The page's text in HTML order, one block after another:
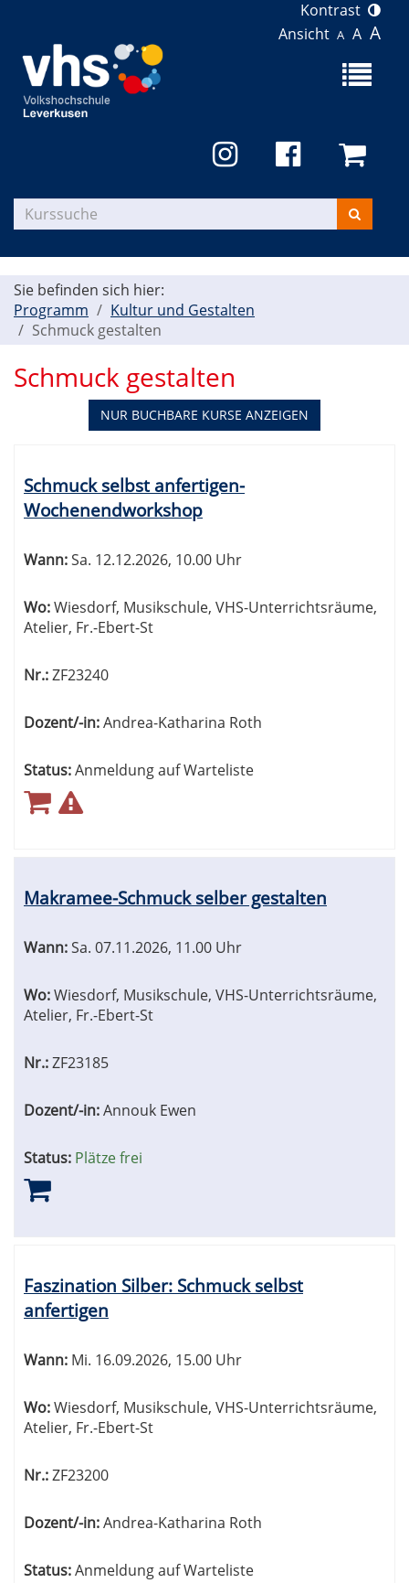
Kontrast
Ansicht A A A
Menü
Kurse
suchen
Sie befinden sich hier:
Programm
Kultur und Gestalten
Schmuck gestalten
Schmuck gestalten
NUR BUCHBARE KURSE ANZEIGEN
Tabellenüberschriften
können
sortiert
Schmuck selbst anfertigen-
Wochenendworkshop
Wann:Sa. 12.12.2026, 10.00 Uhr
Wo:Wiesdorf, Musikschule, VHS-Unterrichtsräume,
Atelier, Fr.-Ebert-St
Nr.:ZF23240
Dozent/-in:Andrea-Katharina Roth
Status:Anmeldung auf Warteliste
Makramee-Schmuck selber gestalten
Wann:Sa. 07.11.2026, 11.00 Uhr
Wo:Wiesdorf, Musikschule, VHS-Unterrichtsräume,
Atelier, Fr.-Ebert-St
Nr.:ZF23185
Dozent/-in:Annouk Ewen
Status: Plätze frei
Faszination Silber: Schmuck selbst
anfertigen
Wann: Mi. 16.09.2026, 15.00 Uhr
Wo:Wiesdorf, Musikschule, VHS-Unterrichtsräume,
Atelier, Fr.-Ebert-St
Nr.:ZF23200
Dozent/-in:Andrea-Katharina Roth
Status:Anmeldung auf Warteliste